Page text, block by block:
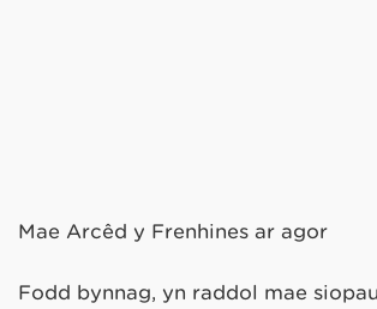
Mae Arcêd y Frenhines ar agor
Fodd bynnag, yn raddol mae